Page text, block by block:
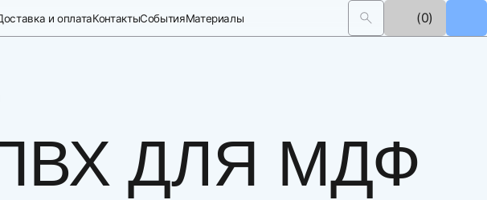
и оплатаКонтактыСобытияМатериалы (0)
ДЛЯ МДФ